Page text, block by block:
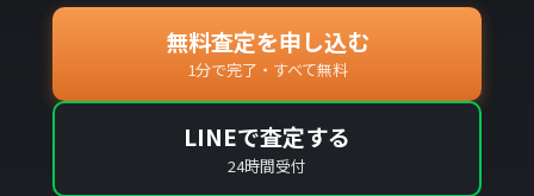
無料査定を申し込む
1分で完了・すべて無料
LINEで査定する
24時間受付